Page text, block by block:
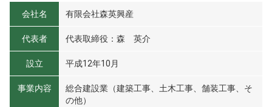
会社名 有限会社森英興産
代表者 代表取締役：森 英介
設立 平成12年10月
事業内容
総合建設業（建築工事、土木工事、舗装工事、そ
の他）